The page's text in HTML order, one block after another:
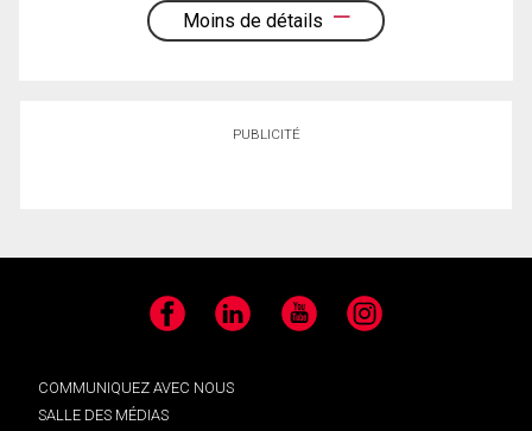
Moins de détails
PUBLICITÉ
Facebook LinkedIn YouTube Instagram
COMMUNIQUEZ AVEC NOUS
SALLE DES MÉDIAS